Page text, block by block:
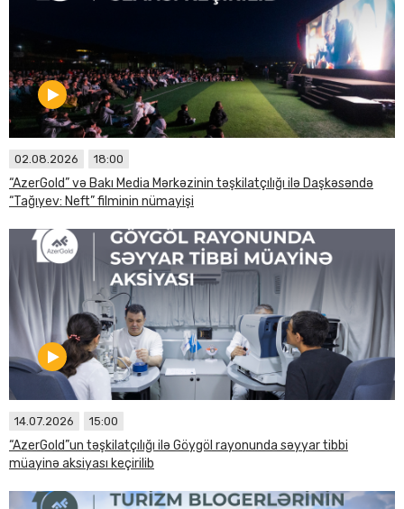
02.08.2026 18:00
“AzerGold” və Bakı Media Mərkəzinin təşkilatçılığı ilə Daşkəsəndə
“Tağıyev: Neft” filminin nümayişi
14.07.2026 15:00
“AzerGold”un təşkilatçılığı ilə Göygöl rayonunda səyyar tibbi
müayinə aksiyası keçirilib